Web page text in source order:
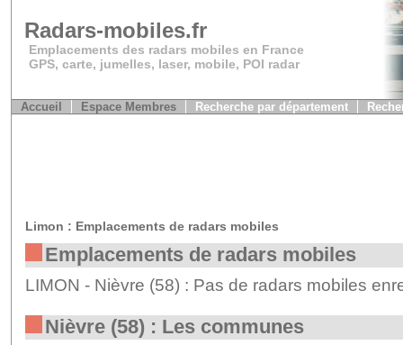
Radars-mobiles.fr
Emplacements des radars mobiles en France
GPS, carte, jumelles, laser, mobile, POI radar
Accueil Espace Membres Recherche par département
Limon : Emplacements de radars mobiles
Emplacements de radars mobiles
LIMON - Nièvre (58) : Pas de radars mobiles
Nièvre (58) : Les communes